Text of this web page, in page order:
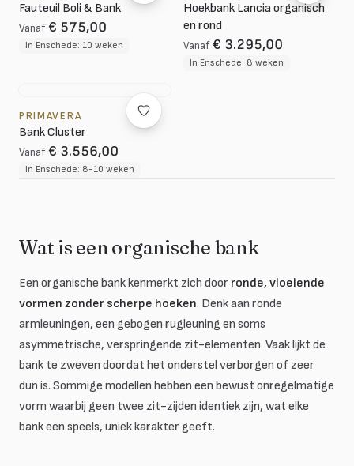
Fauteuil Boli & Bank
Vanaf € 575,00
In Enschede: 10 weken
Hoekbank Lancia organisch
en rond
Vanaf € 3.295,00
In Enschede: 8 weken
PRIMAVERA
Bank Cluster
Vanaf € 3.556,00
In Enschede: 8-10 weken
Wat is een organische bank
Een organische bank kenmerkt zich door ronde, vloeiende
vormen zonder scherpe hoeken. Denk aan ronde
armleuningen, een gebogen rugleuning en soms
asymmetrische, verspringende zit-elementen. Vaak lijkt de
bank te zweven doordat het onderstel verborgen of zeer
dun is. Sommige modellen hebben een bewust onregelmatige
vorm waarbij geen twee zit-zijden identiek zijn, wat elke
bank een speels, uniek karakter geeft.